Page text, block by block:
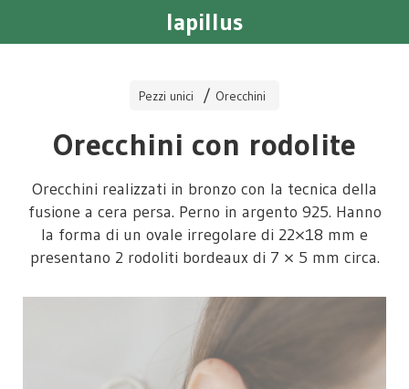
lapillus
Pezzi unici Orecchini
Orecchini con rodolite
Orecchini realizzati in bronzo con la tecnica della
fusione a cera persa. Perno in argento 925. Hanno
la forma di un ovale irregolare di 22×18 mm e
presentano 2 rodoliti bordeaux di 7 × 5 mm circa.